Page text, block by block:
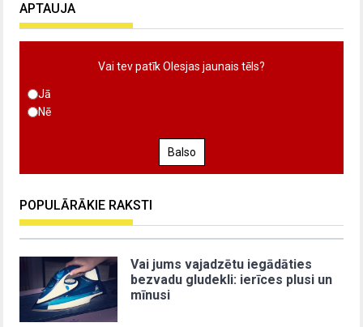
APTAUJA
Vai tev patīk Olesjas jaunais tēls?
Jā
Nē
Balso
POPULĀRĀKIE RAKSTI
Vai jums vajadzētu iegādāties
bezvadu gludekli: ierīces plusi un
mīnusi